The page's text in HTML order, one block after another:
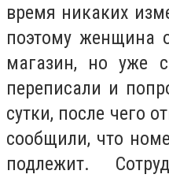
время никаких
поэтому женщина
магазин, но уже
переписали и
сутки, после чего
сообщили, что
подлежит.